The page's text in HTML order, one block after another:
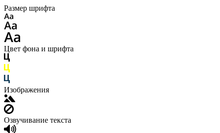
Размер шрифта
Цвет фона и шрифта
Изображения
Озвучивание текста